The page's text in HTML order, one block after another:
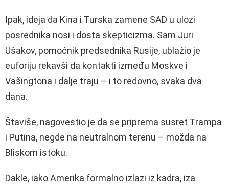
Ipak, ideja da Kina i Turska zamene SAD u ulozi
posrednika nosi i dosta skepticizma. Sam Juri
Ušakov, pomoćnik predsednika Rusije, ublažio je
euforiju rekavši da kontakti između Moskve i
Vašingtona i dalje traju – i to redovno, svaka dva
dana.
Štaviše, nagovestio je da se priprema susret Trampa
i Putina, negde na neutralnom terenu – možda na
Bliskom istoku.
Dakle, iako Amerika formalno izlazi iz kadra, iza